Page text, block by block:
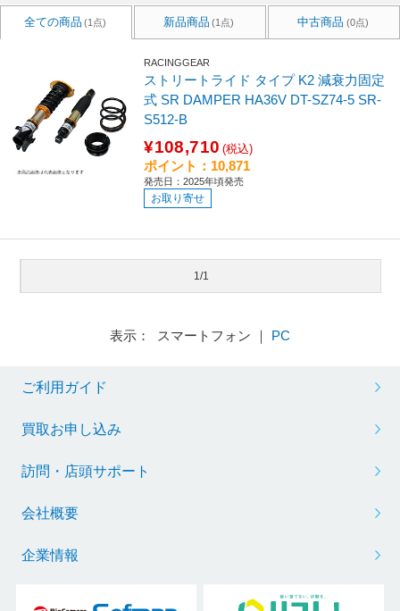
全ての商品 (1点) 新品商品 (1点) 中古商品 (0点)
RACINGGEAR
ストリートライド タイプ K2 減衰力固定
式 SR DAMPER HA36V DT-SZ74-5 SR-
S512-B
¥108,710 (税込)
ポイント：10,871
発売日：2025年頃発売
お取り寄せ
1/1
表示： スマートフォン ｜ PC
ご利用ガイド
買取お申し込み
訪問・店頭サポート
会社概要
企業情報